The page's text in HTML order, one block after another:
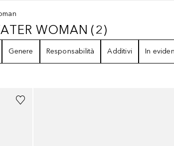
WOMAN2RISULTATI
WOMAN (2)
Genere Responsabilità Additivi In